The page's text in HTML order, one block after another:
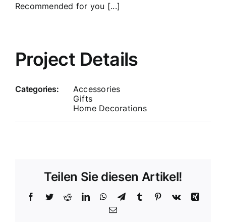
Recommended for you [...]
Project Details
Categories:
Accessories
Gifts
Home Decorations
Teilen Sie diesen Artikel!
Facebook
TwitterRedditLinkedInWhatsApp
TelegramTumblr Pinterest
Vk
Xing
E-